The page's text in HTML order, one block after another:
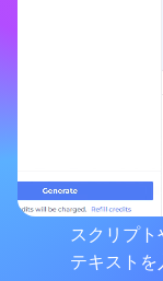
スクリプト
テキスト